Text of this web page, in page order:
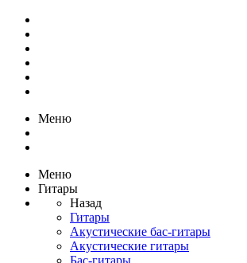
Меню
Меню
Гитары
Назад
Гитары
Акустические бас-гитары
Акустические гитары
Бас-гитары